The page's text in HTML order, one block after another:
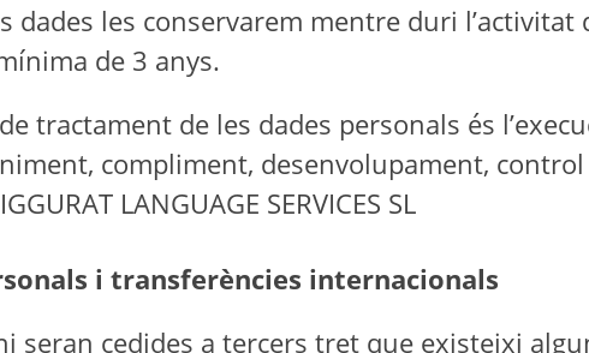
dades les conservarem mentre duri
de 3 anys.
tractament de les dades personals és
compliment, desenvolupament,
LANGUAGE SERVICES SL
i transferències internacionals
seran cedides a tercers tret que existeixi